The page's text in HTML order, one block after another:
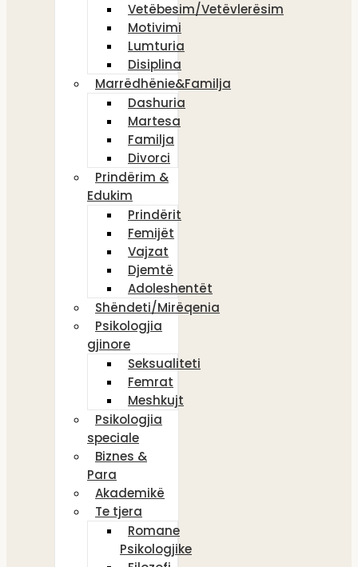
Vetëbesim/Vetëvlerësim
Motivimi
Lumturia
Disiplina
Marrëdhënie&Familja
Dashuria
Martesa
Familja
Divorci
Prindërim &
Edukim
Prindërit
Femijët
Vajzat
Djemtë
Adoleshentët
Shëndeti/Mirëqenia
Psikologjia
gjinore
Seksualiteti
Femrat
Meshkujt
Psikologjia
speciale
Biznes &
Para
Akademikë
Te tjera
Romane
Psikologjike